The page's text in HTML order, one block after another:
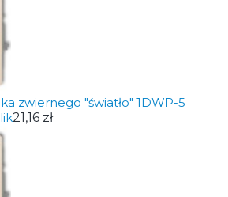
zwiernego "światło" 1DWP-5
21,16 zł